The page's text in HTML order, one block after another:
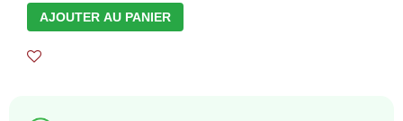
AJOUTER AU PANIER